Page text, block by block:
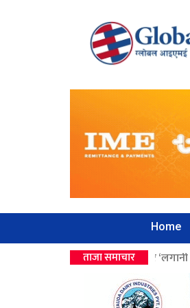
Home
ताजा समाचार
उपहार ‘लगानी बोर्डको सीईओ’ >>